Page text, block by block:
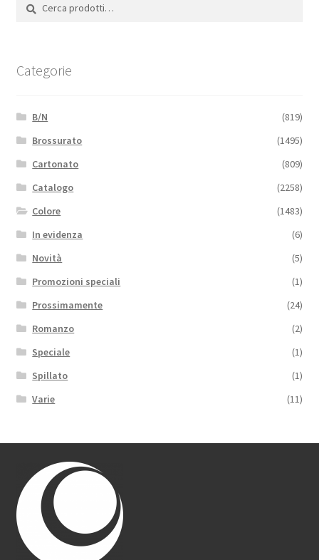
Categorie
B/N
(819)
Brossurato
(1495)
Cartonato
(809)
Catalogo
(2258)
Colore
(1483)
In evidenza
(6)
Novità
(5)
Promozioni speciali
(1)
Prossimamente
(24)
Romanzo
(2)
Speciale
(1)
Spillato
(1)
Varie
(11)